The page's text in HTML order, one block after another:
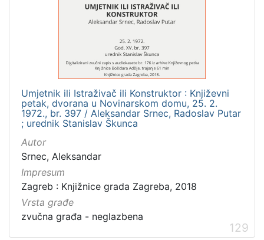
Umjetnik ili Istraživač ili Konstruktor : Književni
petak, dvorana u Novinarskom domu, 25. 2.
1972., br. 397 / Aleksandar Srnec, Radoslav Putar
; urednik Stanislav Škunca
Autor
Srnec, Aleksandar
Impresum
Zagreb : Knjižnice grada Zagreba, 2018
Vrsta građe
zvučna građa - neglazbena
129